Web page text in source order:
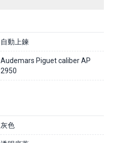
自動上鍊
Audemars Piguet caliber AP
2950
灰色